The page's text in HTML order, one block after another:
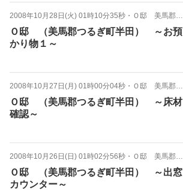
2008年10月28日(火) 01時10分35秒 ・ Ｏ邸 美馬郡つるぎ町半田
Ｏ邸 （美馬郡つるぎ町半田） ～お預
かり物１～
2008年10月27日(月) 01時00分04秒 ・ Ｏ邸 美馬郡つるぎ町半田
Ｏ邸 （美馬郡つるぎ町半田） ～床材
確認～
2008年10月26日(日) 01時02分56秒 ・ Ｏ邸 美馬郡つるぎ町半田
Ｏ邸 （美馬郡つるぎ町半田） ～出窓
カウンター～